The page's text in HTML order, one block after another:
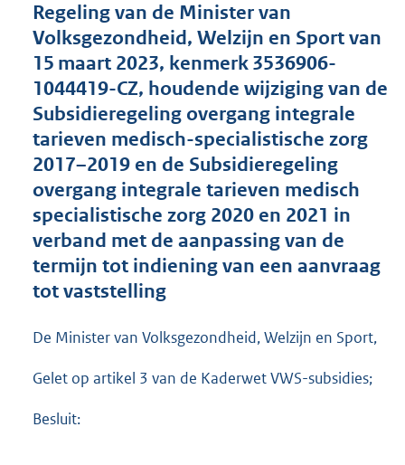
d
s
g
o
o
t
t
e
:
3
3
K
Regeling van de Minister van
Volksgezondheid, Welzijn en Sport van
15 maart 2023, kenmerk 3536906-
1044419-CZ, houdende wijziging van de
Subsidieregeling overgang integrale
tarieven medisch-specialistische zorg
2017–2019 en de Subsidieregeling
overgang integrale tarieven medisch
specialistische zorg 2020 en 2021 in
verband met de aanpassing van de
termijn tot indiening van een aanvraag
tot vaststelling
De Minister van Volksgezondheid, Welzijn en Sport,
Gelet op artikel 3 van de Kaderwet VWS-subsidies;
Besluit: